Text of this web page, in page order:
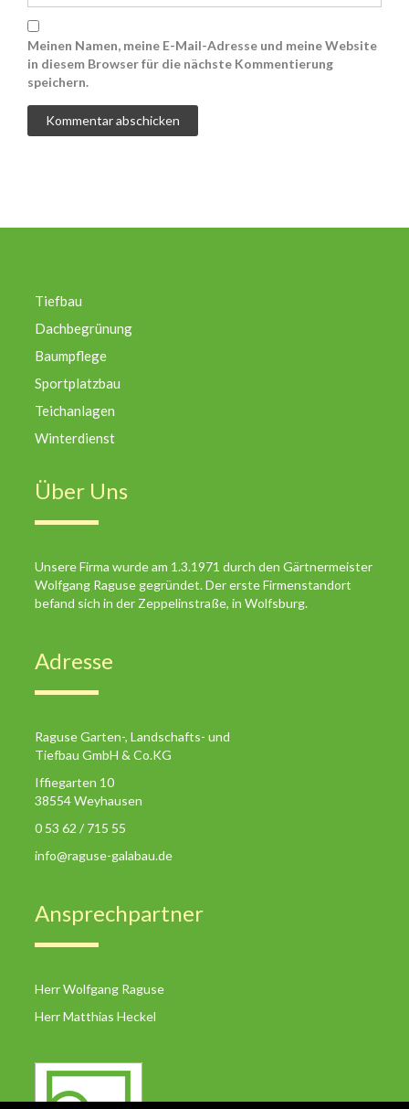
Meinen Namen, meine E-Mail-Adresse und meine Website
in diesem Browser für die nächste Kommentierung
speichern.
Tiefbau
Dachbegrünung
Baumpflege
Sportplatzbau
Teichanlagen
Winterdienst
Über Uns
Unsere Firma wurde am 1.3.1971 durch den Gärtnermeister
Wolfgang Raguse gegründet. Der erste Firmenstandort
befand sich in der Zeppelinstraße, in Wolfsburg.
Adresse
Raguse Garten-, Landschafts- und
Tiefbau GmbH & Co.KG
Iffiegarten 10
38554 Weyhausen
0 53 62 / 715 55
info@raguse-galabau.de
Ansprechpartner
Herr Wolfgang Raguse
Herr Matthias Heckel